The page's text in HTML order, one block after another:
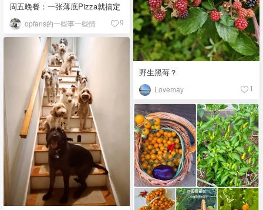
野生黑莓？
Lovemay 1
周五晚餐：一张薄底Pizza就搞定
opfans的一些事一些情 9